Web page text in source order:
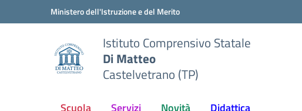
Vai ai contenuti
Vai al menu di navigazioneMinistero dell'Istruzione e del Merito
Istituto Comprensivo Statale
Di Matteo
Castelvetrano (TP)
Scuola Servizi Novità Didattica